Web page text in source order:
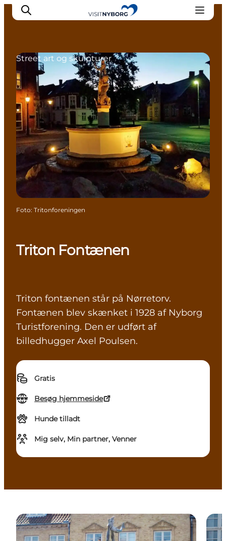
Oplev Nyborg
Outdoor
Det sker i Nyborg
Sprogø
Planlæg din tur
Book & køb
Triton Fontænen
Triton fontænen står på Nørretorv.
Fontænen blev skænket i 1928 af Nyborg
Turistforening. Den er udført af
billedhugger Axel Poulsen.
Gratis
Besøg hjemmeside
Hunde tilladt
Mig selv, Min partner, Venner
Street art og skulpturer
Foto: Tritonforeningen